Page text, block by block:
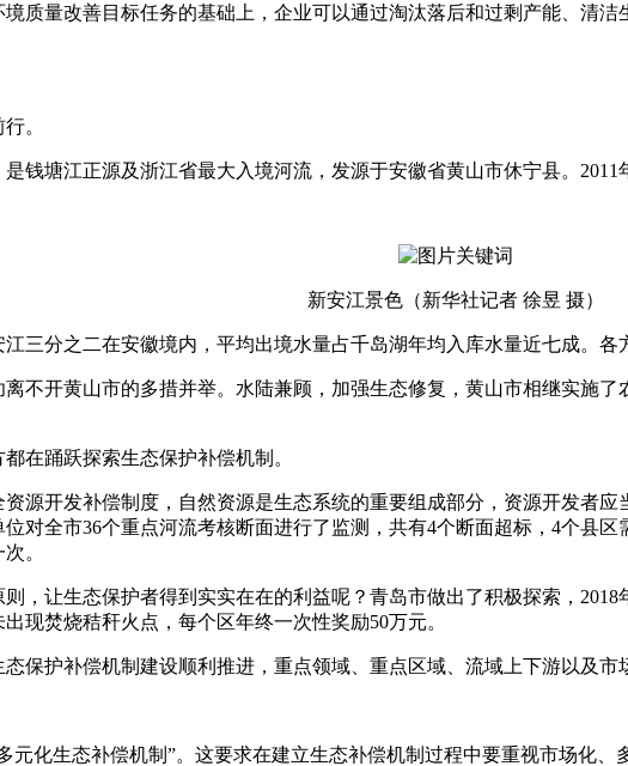
质量改善目标任务的基础上，企业可以通过淘汰落后和过剩产能、清
。
钱塘江正源及浙江省最大入境河流，发源于安徽省黄山市休宁县。
新安江景色（新华社记者 徐昱 摄）
三分之二在安徽境内，平均出境水量占千岛湖年均入库水量近七成。
不开黄山市的多措并举。水陆兼顾，加强生态修复，黄山市相继实施
在踊跃探索生态保护补偿机制。
源开发补偿制度，自然资源是生态系统的重要组成部分，资源开发者
对全市36个重点河流考核断面进行了监测，共有4个断面超标，4个县
。
，让生态保护者得到实实在在的利益呢？青岛市做出了积极探索，
现焚烧秸秆火点，每个区年终一次性奖励50万元。
态保护补偿机制建设顺利推进，重点领域、重点区域、流域上下游以及
元化生态补偿机制”。这要求在建立生态补偿机制过程中要重视市场化、